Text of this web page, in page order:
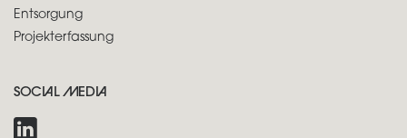
Entsorgung
Projekterfassung
SOCIAL MEDIA